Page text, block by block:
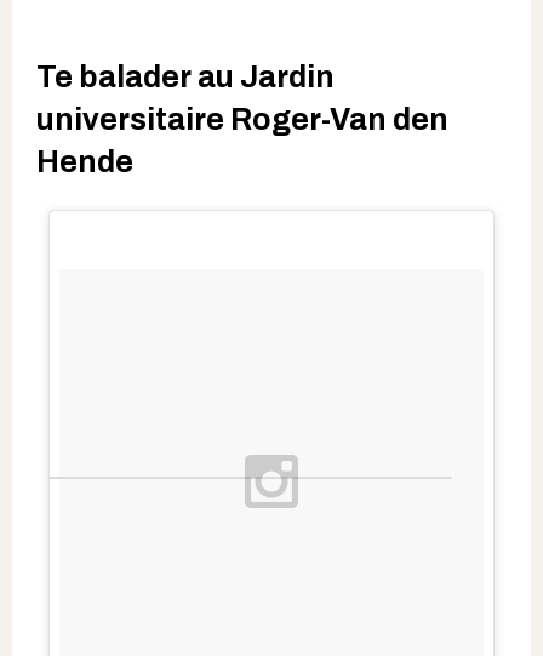
Te balader au Jardin
universitaire Roger-Van den
Hende